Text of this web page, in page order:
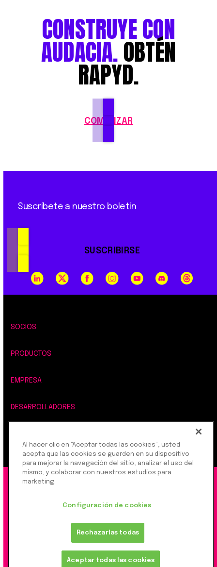
CONSTRUYECON
AUDACIA.OBTÉN
RAPYD.
COMENZAR
Suscríbete a nuestro boletín
SUSCRIBIRSE
SOCIOS
PRODUCTOS
EMPRESA
DESARROLLADORES
©2026 Rapyd Financial Network (2016) Ltd.
Rapyd Financial Network (2016) Ltd. es una
Al hacer clic en “Aceptar todas las cookies”, usted
acepta que las cookies se guarden en su dispositivo
para mejorar la navegación del sitio, analizar el uso del
mismo, y colaborar con nuestros estudios para
marketing.
Configuración de cookies
Rechazarlas todas
Aceptar todas las cookies